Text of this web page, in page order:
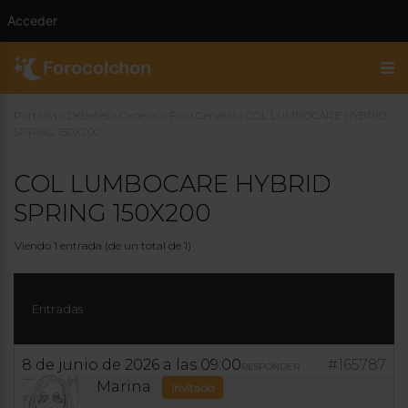
COL LUMBOCARE HYBRID
SPRING 150X200
Viendo 1 entrada (de un total de 1)
Entradas
8 de junio de 2026 a las 09:00 #165787
RESPONDER
Marina Invitado
Acceder